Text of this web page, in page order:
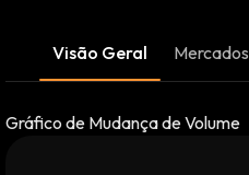
Visão Geral Mercados
Gráfico de Mudança de Volume